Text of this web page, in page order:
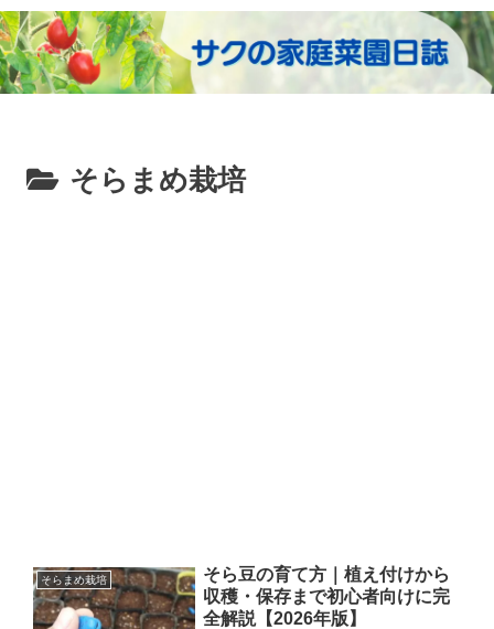
そらまめ栽培
そらまめ栽培
そら豆の育て方｜植え付けから
収穫・保存まで初心者向けに完
全解説【2026年版】